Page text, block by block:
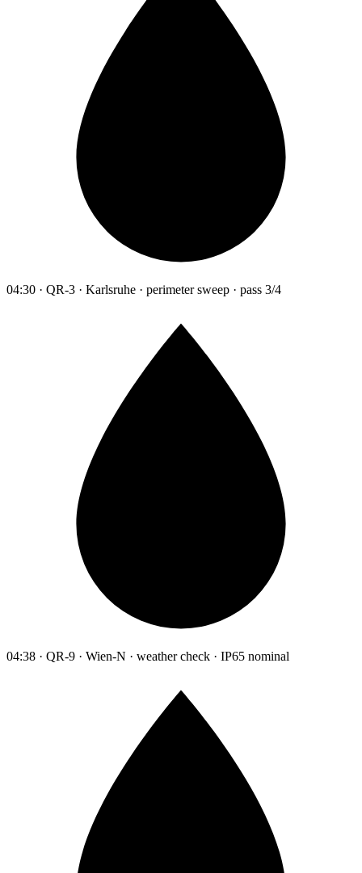
04:30 · QR-3 · Karlsruhe · perimeter sweep · pass 3/4
04:38 · QR-9 · Wien-N · weather check · IP65 nominal